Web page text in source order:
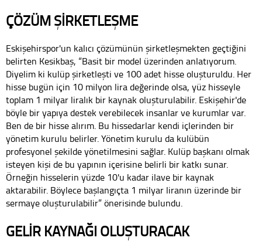
ÇÖZÜM ŞİRKETLEŞME
Eskişehirspor'un kalıcı çözümünün şirketleşmekten geçtiğini
belirten Kesikbaş, “Basit bir model üzerinden anlatıyorum.
Diyelim ki kulüp şirketleşti ve 100 adet hisse oluşturuldu. Her
hisse bugün için 10 milyon lira değerinde olsa, yüz hisseyle
toplam 1 milyar liralık bir kaynak oluşturulabilir. Eskişehir'de
böyle bir yapıya destek verebilecek insanlar ve kurumlar var.
Ben de bir hisse alırım. Bu hissedarlar kendi içlerinden bir
yönetim kurulu belirler. Yönetim kurulu da kulübün
profesyonel şekilde yönetilmesini sağlar. Kulüp başkanı olmak
isteyen kişi de bu yapının içerisine belirli bir katkı sunar.
Örneğin hisselerin yüzde 10'u kadar ilave bir kaynak
aktarabilir. Böylece başlangıçta 1 milyar liranın üzerinde bir
sermaye oluşturulabilir” önerisinde bulundu.
GELİR KAYNAĞI OLUŞTURACAK